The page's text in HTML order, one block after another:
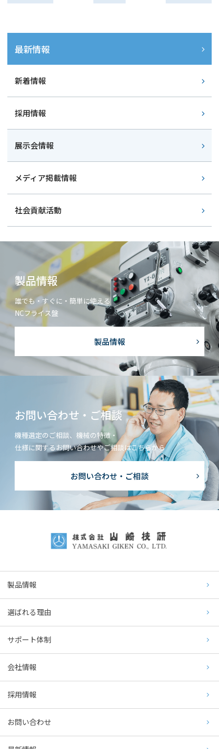
最新情報
新着情報
採用情報
展示会情報
メディア掲載情報
社会貢献活動
製品情報
誰でも・すぐに・簡単に使える
NCフライス盤
製品情報
お問い合わせ・ご相談
機種選定のご相談、機械の特徴・
仕様に関するお問い合わせやご相談はこちらから
お問い合わせ・ご相談
製品情報
選ばれる理由
サポート体制
会社情報
採用情報
お問い合わせ